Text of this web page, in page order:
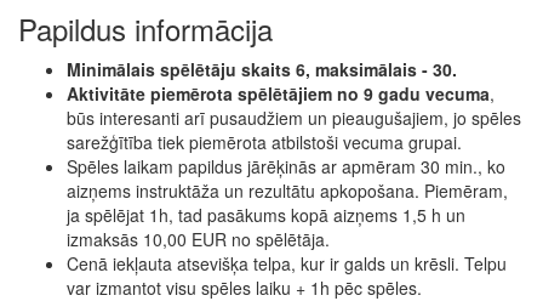
Papildus informācija
Minimālais spēlētāju skaits 6, maksimālais - 30.
Aktivitāte piemērota spēlētājiem no 9 gadu vecuma,
būs interesanti arī pusaudžiem un pieaugušajiem, jo spēles
sarežģītība tiek piemērota atbilstoši vecuma grupai.
Spēles laikam papildus jārēķinās ar apmēram 30 min., ko
aizņems instruktāža un rezultātu apkopošana. Piemēram,
ja spēlējat 1h, tad pasākums kopā aizņems 1,5 h un
izmaksās 10,00 EUR no spēlētāja.
Cenā iekļauta atsevišķa telpa, kur ir galds un krēsli. Telpu
var izmantot visu spēles laiku + 1h pēc spēles.